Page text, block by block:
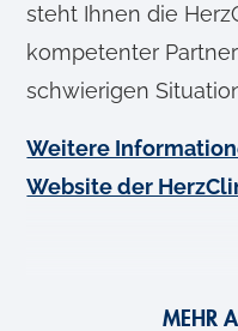
steht Ihnen die
kompetenter
schwierigen
Weitere
Website der
MEHR